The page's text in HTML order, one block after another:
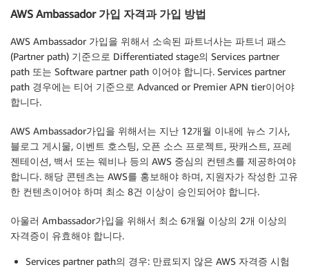
AWS Ambassador 가입 자격과 가입 방법
AWS Ambassador 가입을 위해서 소속된 파트너사는 파트너 패스
(Partner path) 기준으로 Differentiated stage의 Services partner
path 또는 Software partner path 이어야 합니다. Services partner
path 경우에는 티어 기준으로 Advanced or Premier APN tier이어야
합니다.
AWS Ambassador가입을 위해서는 지난 12개월 이내에 뉴스 기사,
블로그 게시물, 이벤트 호스팅, 오픈 소스 프로젝트, 팟캐스트, 프레
젠테이션, 백서 또는 웨비나 등의 AWS 중심의 컨텐츠를 제공하여야
합니다. 해당 콘텐츠는 AWS를 홍보해야 하며, 지원자가 작성한 고유
한 컨텐츠이어야 하며 최소 8건 이상이 승인되어야 합니다.
아울러 Ambassador가입을 위해서 최소 6개월 이상의 2개 이상의
자격증이 유효해야 합니다.
Services partner path의 경우: 만료되지 않은 AWS 자격증 시험